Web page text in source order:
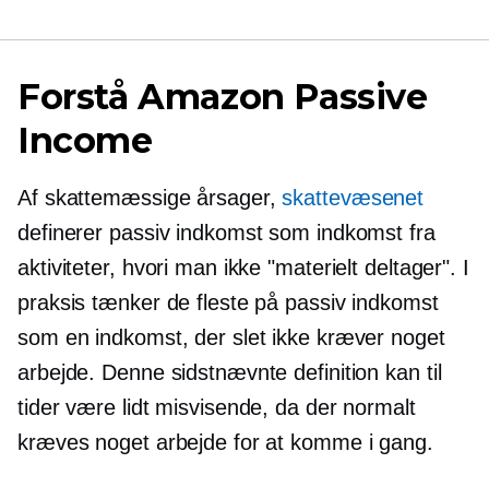
Forstå Amazon Passive
Income
Af skattemæssige årsager,skattevæsenet
definerer passiv indkomst som indkomst fra
aktiviteter, hvori man ikke "materielt deltager". I
praksis tænker de fleste på passiv indkomst
som en indkomst, der slet ikke kræver noget
arbejde. Denne sidstnævnte definition kan til
tider være lidt misvisende, da der normalt
kræves noget arbejde for at komme i gang.